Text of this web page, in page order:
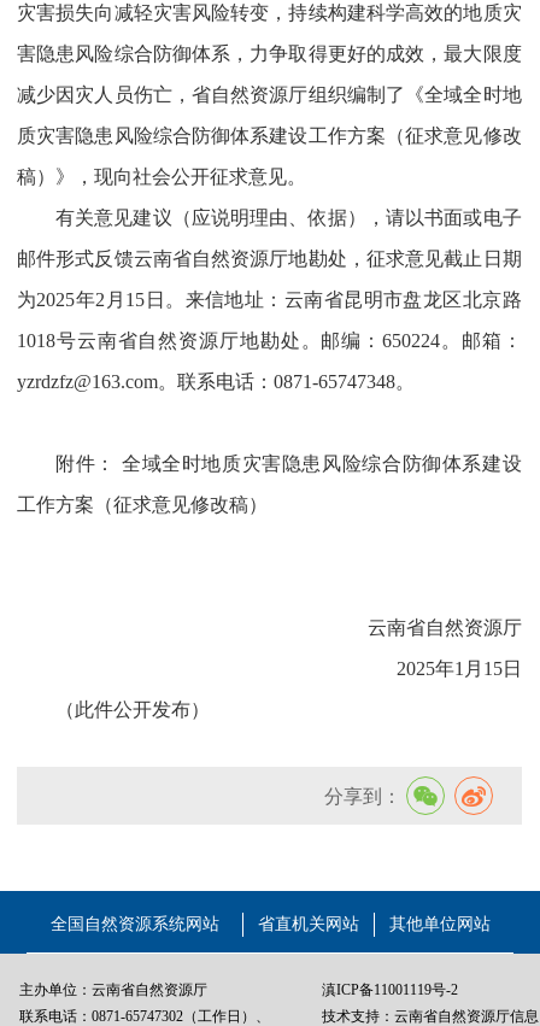
灾害损失向减轻灾害风险转变，持续构建科学高效的地质灾
害隐患风险综合防御体系，力争取得更好的成效，最大限度
减少因灾人员伤亡，省自然资源厅组织编制了《全域全时地
质灾害隐患风险综合防御体系建设工作方案（征求意见修改
稿）》，现向社会公开征求意见。
有关意见建议（应说明理由、依据），请以书面或电子
邮件形式反馈云南省自然资源厅地勘处，征求意见截止日期
为2025年2月15日。来信地址：云南省昆明市盘龙区北京路
1018号云南省自然资源厅地勘处。邮编：650224。邮箱：
yzrdzfz@163.com。联系电话：0871-65747348。
附件：
全域全时地质灾害隐患风险综合防御体系建设
工作方案（征求意见修改稿）
云南省自然资源厅
2025年1月15日
（此件公开发布）
分享到：
全国自然资源系统网站 省直机关网站 其他单位网站
主办单位：云南省自然资源厅
滇ICP备11001119号-2
联系电话：0871-65747302（工作日）、
技术支持：云南省自然资源厅信息